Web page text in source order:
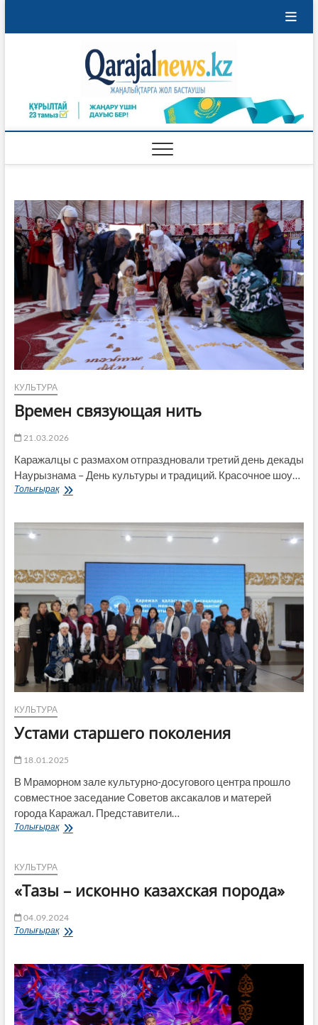
КУЛЬТУРА
Времен связующая нить
21.03.2026
Каражалцы с размахом отпраздновали третий день декады
Наурызнама – День культуры и традиций. Красочное шоу…
ТолығырақВремен
КУЛЬТУРА
Устами старшего поколения
18.01.2025
В Мраморном зале культурно-досугового центра прошло
совместное заседание Советов аксакалов и матерей
города Каражал. Представители…
ТолығырақУстами
КУЛЬТУРА
«Тазы – исконно казахская порода»
04.09.2024
Толығырақ«Тазы
казахская
порода»